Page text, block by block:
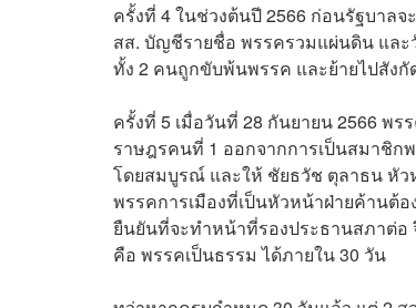
ครั้งที่ 4 ในช่วงต้นปี 2566 ก่อนรัฐบาล
สส. บัญชีรายชื่อ พรรครวมแผ่นดิน แล
ทั้ง 2 คนถูกขับพ้นพรรค และย้ายไปสัง
ครั้งที่ 5 เมื่อวันที่ 28 กันยายน 2566
ราษฎรคนที่ 1 ออกจากการเป็นสมาชิ
โดยสมบูรณ์ และให้ ชัยธวัช ตุลาธน หั
พรรคการเมืองที่เป็นหัวหน้าฝ่ายค้านต้
ยืนยันที่จะทำหน้าที่รองประธานสภาต่อ
คือ พรรคเป็นธรรม ได้ภายใน 30 วัน